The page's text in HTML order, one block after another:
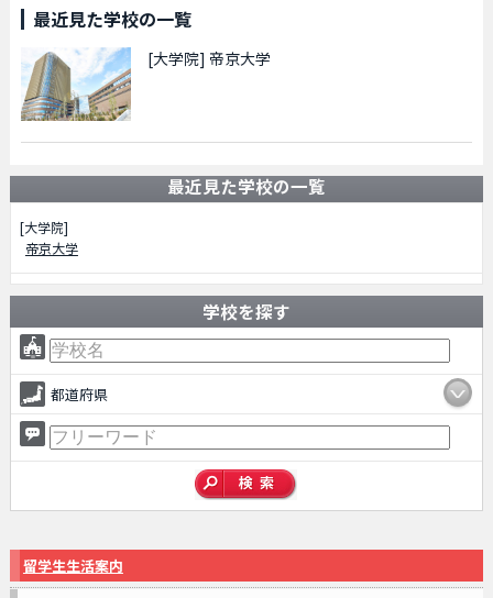
最近見た学校の一覧
[大学院] 帝京大学
最近見た学校の一覧
[大学院]
帝京大学
学校を探す
都道府県
留学生生活案内